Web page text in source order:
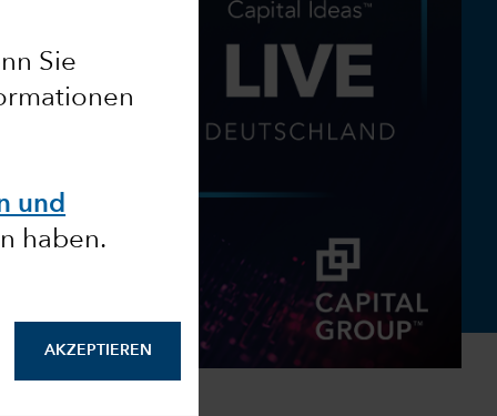
Sie
und
haben.
AKZEPTIEREN